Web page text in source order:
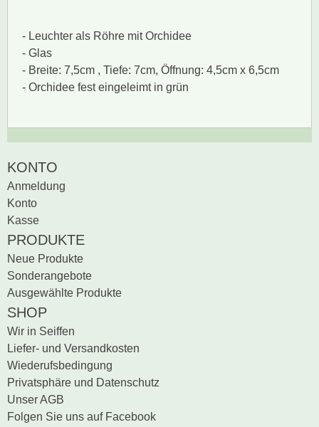
- Leuchter als Röhre mit Orchidee
- Glas
- Breite: 7,5cm , Tiefe: 7cm, Öffnung: 4,5cm x 6,5cm
- Orchidee fest eingeleimt in grün
Produktrezensionen.
Sei der erste, der
Bewertung schreiben
KONTO
Anmeldung
Konto
Kasse
PRODUKTE
Neue Produkte
Sonderangebote
Ausgewählte Produkte
SHOP
Wir in Seiffen
Liefer- und Versandkosten
Wiederufsbedingung
Privatsphäre und Datenschutz
Unser AGB
Folgen Sie uns auf Facebook